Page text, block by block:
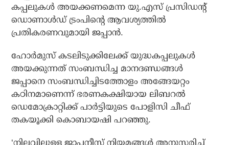
കപ്പലുകള്‍ അയക്കണമെന്ന യു.എസ് പ്രസിഡന്റ്
ഡൊണാള്‍ഡ് ട്രംപിന്റെ ആവശ്യത്തില്‍
പ്രതികരണവുമായി ജപ്പാന്‍.
ഹോര്‍മുസ് കടലിടുക്കിലേക്ക് യുദ്ധകപ്പലുകള്‍
അയക്കുന്നത് സംബന്ധിച്ച മാനദണ്ഡങ്ങള്‍
ജപ്പാനെ സംബന്ധിച്ചിടത്തോളം അങ്ങേയറ്റം
കഠിനമാണെന്ന് ഭരണകക്ഷിയായ ലിബറല്‍
ഡെമോക്രാറ്റിക്ക് പാര്‍ട്ടിയുടെ പോളിസി ചീഫ്
തകയൂക്കി കൊബായഷി പറഞ്ഞു.
‘നിലവിലുള്ള ജാപ്പനീസ് നിയമങ്ങള്‍ അനുസരിച്ച്